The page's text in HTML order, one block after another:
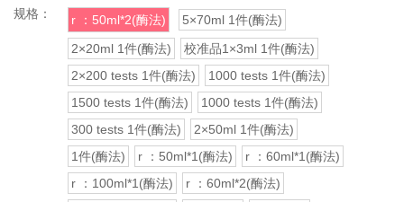
规格： r ：50ml*2(酶法)
5×70ml 1件(酶法)
2×20ml 1件(酶法)
校准品1×3ml 1件(酶法)
2×200 tests 1件(酶法)
1000 tests 1件(酶法)
1500 tests 1件(酶法)
1000 tests 1件(酶法)
300 tests 1件(酶法)
2×50ml 1件(酶法)
1件(酶法)
r ：50ml*1(酶法)
r ：60ml*1(酶法)
r ：100ml*1(酶法)
r ：60ml*2(酶法)